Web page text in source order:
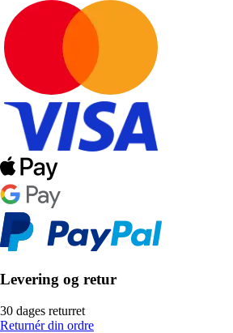
Levering og retur
30 dages returret
Returnér din ordre